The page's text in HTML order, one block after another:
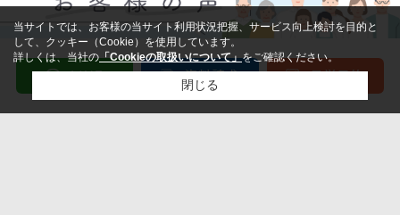
当サイトでは、お客様の当サイト利用状況把握、サービス向上検討を目的と
して、クッキー（Cookie）を使用しています。
詳しくは、当社の「Cookieの取扱いについて」をご確認ください。
閉じる